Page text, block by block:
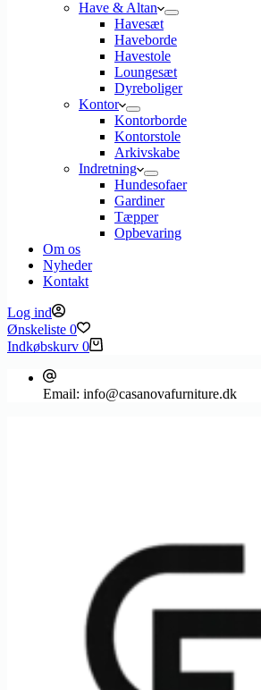
Have & Altan
Havesæt
Haveborde
Havestole
Loungesæt
Dyreboliger
Kontor
Kontorborde
Kontorstole
Arkivskabe
Indretning
Hundesofaer
Gardiner
Tæpper
Opbevaring
Om os
Nyheder
Kontakt
Log ind
Ønskeliste 0
Indkøbskurv 0
Email: info@casanovafurniture.dk